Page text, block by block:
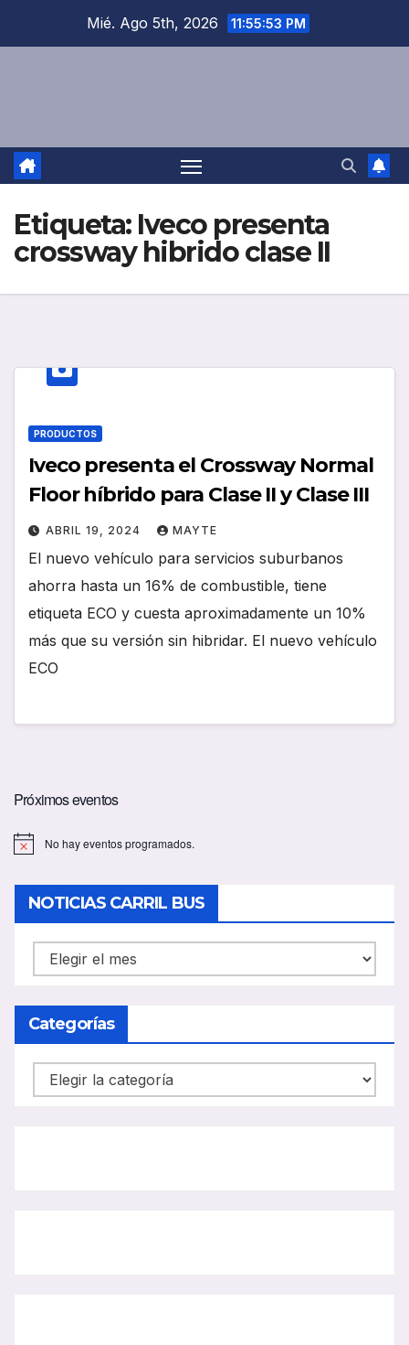
Mié. Ago 5th, 2026 11:55:53 PM
Etiqueta: Iveco presenta
crossway hibrido clase II
PRODUCTOS
Iveco presenta el Crossway Normal
Floor híbrido para Clase II y Clase III
ABRIL 19, 2024 MAYTE
El nuevo vehículo para servicios suburbanos
ahorra hasta un 16% de combustible, tiene
etiqueta ECO y cuesta aproximadamente un 10%
más que su versión sin hibridar. El nuevo vehículo
ECO
Próximos eventos
No hay eventos programados.
NOTICIAS CARRIL BUS
NOTICIAS
CARRIL
BUS
Categorías
Categorías